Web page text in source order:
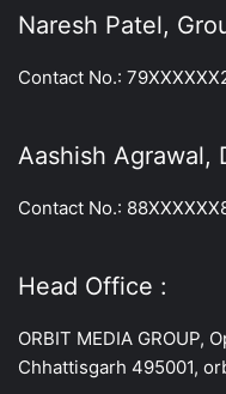
Naresh Patel,
Contact No.:
Aashish Agrawal,
Contact No.:
Head Office :
ORBIT MEDIA GROUP,
Chhattisgarh 495001,